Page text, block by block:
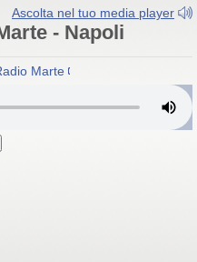
Ascolta nel tuo media player
- Napoli
Marte